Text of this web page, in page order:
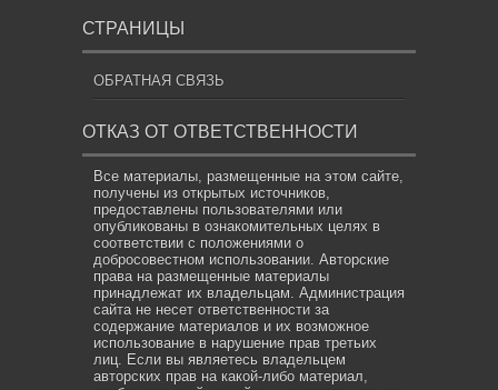
СТРАНИЦЫ
ОБРАТНАЯ СВЯЗЬ
ОТКАЗ ОТ ОТВЕТСТВЕННОСТИ
Все материалы, размещенные на этом сайте,
получены из открытых источников,
предоставлены пользователями или
опубликованы в ознакомительных целях в
соответствии с положениями о
добросовестном использовании. Авторские
права на размещенные материалы
принадлежат их владельцам. Администрация
сайта не несет ответственности за
содержание материалов и их возможное
использование в нарушение прав третьих
лиц. Если вы являетесь владельцем
авторских прав на какой-либо материал,